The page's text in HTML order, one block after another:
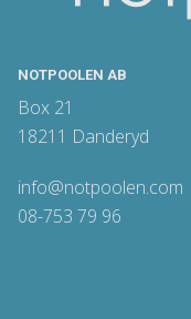
NOTPOOLEN AB
Box 21
18211 Danderyd
info@notpoolen.com
08-753 79 96